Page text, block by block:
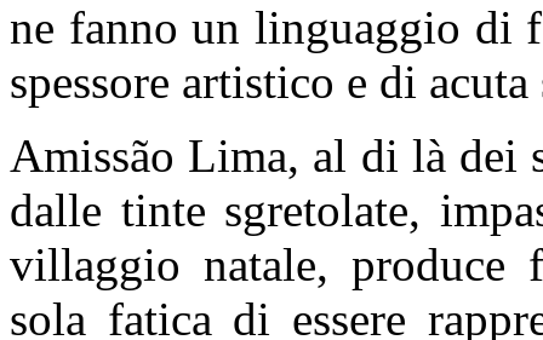
ne fanno un linguaggio di
spessore artistico e di
Amissão Lima, al di là dei
dalle tinte sgretolate,
villaggio natale, produce
sola fatica di essere